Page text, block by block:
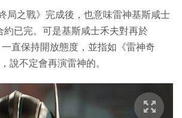
局之戰》完成後，也意味雷神基斯咸士
約已完。可是基斯咸士禾夫對再於
直保持開放態度，並指如《雷神奇
說不定會再演雷神的。